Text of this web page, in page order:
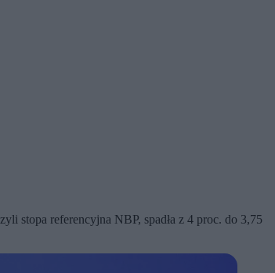
stopa referencyjna NBP, spadła z 4 proc. do 3,75